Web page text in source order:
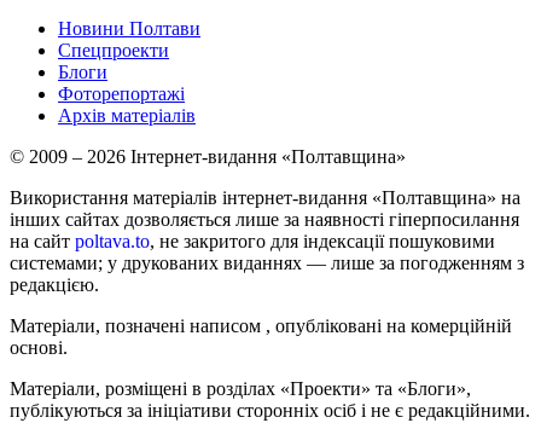
Новини Полтави
Спецпроекти
Блоги
Фоторепортажі
Архів матеріалів
© 2009 – 2026 Інтернет-видання «Полтавщина»
Використання матеріалів інтернет-видання «Полтавщина» на
інших сайтах дозволяється лише за наявності гіперпосилання
на сайт poltava.to, не закритого для індексації пошуковими
системами; у друкованих виданнях — лише за погодженням з
редакцією.
Матеріали, позначені написом , опубліковані на комерційній
основі.
Матеріали, розміщені в розділах «Проекти» та «Блоги»,
публікуються за ініціативи сторонніх осіб і не є редакційними.